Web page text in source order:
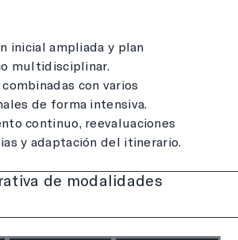
inicial ampliada y plan
multidisciplinar.
con varios
de forma intensiva.
continuo, reevaluaciones
y adaptación del itinerario.
de modalidades